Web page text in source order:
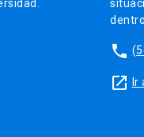
phone
launch Ir